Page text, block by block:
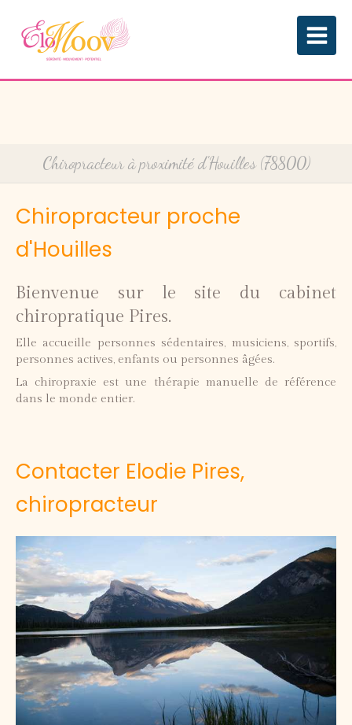
Chiropracteur à proximité d'Houilles (78800)
Chiropracteur proche
d'Houilles
Bienvenue sur le site du cabinet
chiropratique Pires.
Elle accueille personnes sédentaires, musiciens, sportifs,
personnes actives, enfants ou personnes âgées.
La chiropraxie est une thérapie manuelle de référence
dans le monde entier.
Contacter Elodie Pires,
chiropracteur